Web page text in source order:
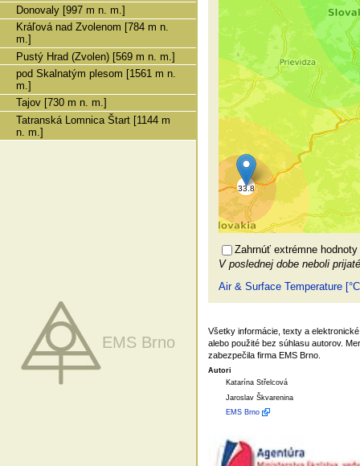
Donovaly [997 m n. m.]
Kráľová nad Zvolenom [784 m n.
m.]
Pustý Hrad (Zvolen) [569 m n. m.]
pod Skalnatým plesom [1561 m n.
m.]
Tajov [730 m n. m.]
Tatranská Lomnica Štart [1144 m
n. m.]
EMS Brno
Zahrnúť extrémne hodnoty
V poslednej dobe neboli
Air & Surface Temperature
Všetky informácie, texty a
alebo použité bez súhlasu autorov.
zabezpečila firma EMS Brno.
Autori
Katarína Střelcová
Jaroslav Škvarenina
EMS Brno